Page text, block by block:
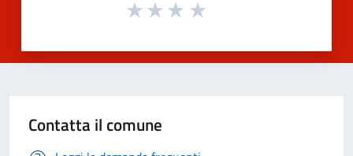
Contatta il comune